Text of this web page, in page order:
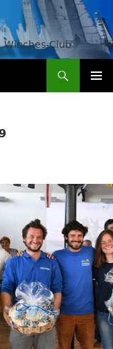
Winches-Club